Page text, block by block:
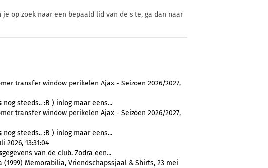
op zoek naar een bepaald lid van de site, ga dan naar
transfer window perikelen Ajax - Seizoen 2026/2027,
nog steeds.. :B ) inlog maar eens...
transfer window perikelen Ajax - Seizoen 2026/2027,
nog steeds.. :B ) inlog maar eens...
2026, 13:31:04
gegevens van de club. Zodra een...
(1999) Memorabilia, Vriendschapssjaal & Shirts, 23 mei